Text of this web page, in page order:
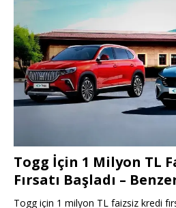
Togg İçin 1 Milyon TL
Fırsatı Başladı –
Togg için 1 milyon TL faizsiz kredi